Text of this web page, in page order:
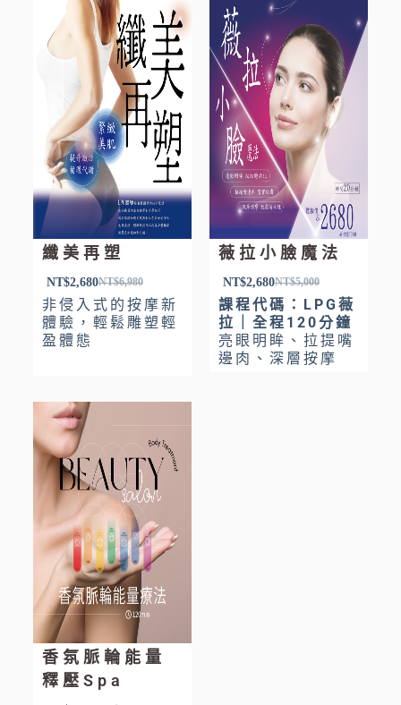
纖美再塑
NT$6,980
NT$2,680
非侵入式的按摩新
體驗，輕鬆雕塑輕
盈體態
薇拉小臉魔法
NT$5,000
NT$2,680
課程代碼：LPG薇
拉｜全程120分鐘
亮眼明眸、拉提嘴
邊肉、深層按摩
香氛脈輪能量
釋壓Spa